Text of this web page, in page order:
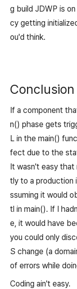
g build JDWP is
cy getting
ou'd think.
Conclusion
If a component
n() phase gets
L in the main()
fect due to the
It wasn't easy that
tly to a production
ssuming it would
tl in main(). If I
e, it would have
you could only
S change (a
of errors while
Coding ain't easy.